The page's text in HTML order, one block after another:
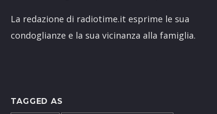
La redazione di radiotime.it esprime le sua
condoglianze e la sua vicinanza alla famiglia.
TAGGED AS